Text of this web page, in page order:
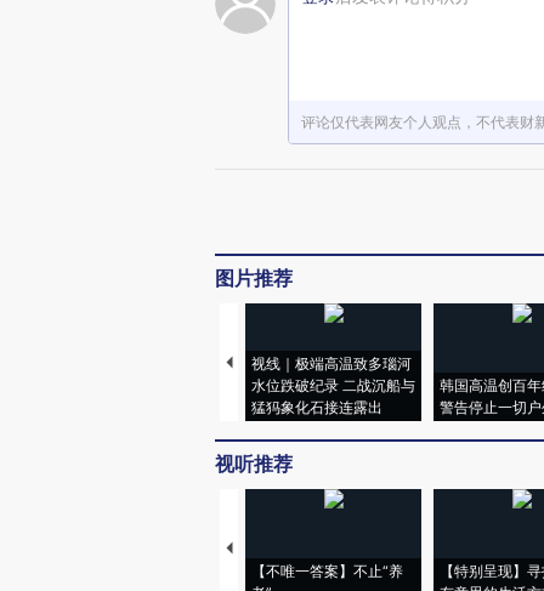
评论仅代表网友个人观点，不代表财
图片推荐
视线｜极端高温致多瑙河
水位跌破纪录 二战沉船与
猛犸象化石接连露出
韩国高温创百
警告停止一切
视听推荐
【不唯一答案】不止“养
【特别呈现】